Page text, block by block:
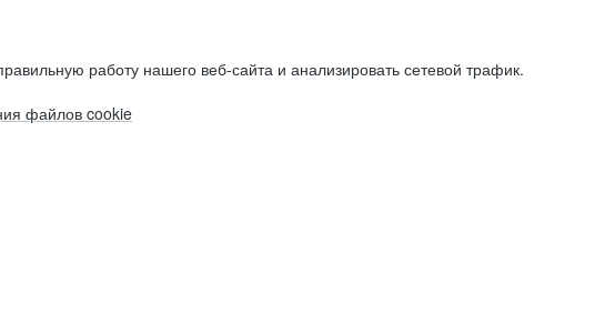
работу нашего веб-сайта и анализировать сетевой трафик.
файлов cookie